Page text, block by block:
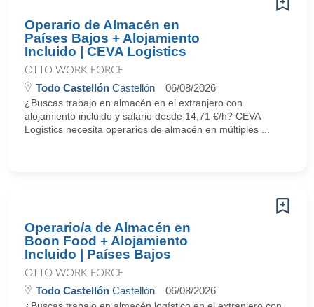
Operario de Almacén en
Países Bajos + Alojamiento
Incluido | CEVA Logistics
OTTO WORK FORCE
Todo Castellón Castellón 06/08/2026
¿Buscas trabajo en almacén en el extranjero con
alojamiento incluido y salario desde 14,71 €/h? CEVA
Logistics necesita operarios de almacén en múltiples ...
Operario/a de Almacén en
Boon Food + Alojamiento
Incluido | Países Bajos
OTTO WORK FORCE
Todo Castellón Castellón 06/08/2026